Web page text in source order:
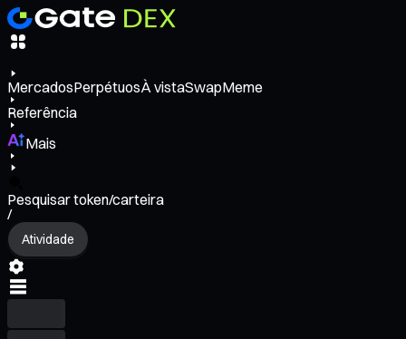
MercadosPerpétuosÀ vistaSwapMeme
Referência
Mais
Pesquisar token/carteira
/
Atividade